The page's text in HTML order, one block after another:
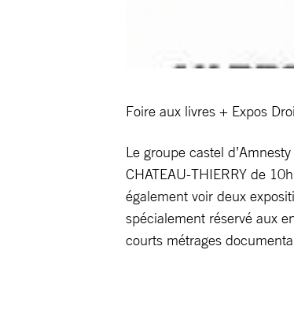
Foire aux livres + Expos
Le groupe castel
CHATEAU-THIERRY de
également voir deux
spécialement réservé aux
courts métrages